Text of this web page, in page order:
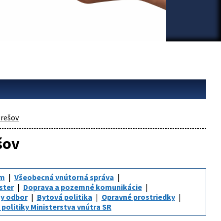
Všeobecná vnútorná správa
Doprava a pozemné komunikácie
odbor Bytová politika
Opravné prostriedky
Ministerstva vnútra SR